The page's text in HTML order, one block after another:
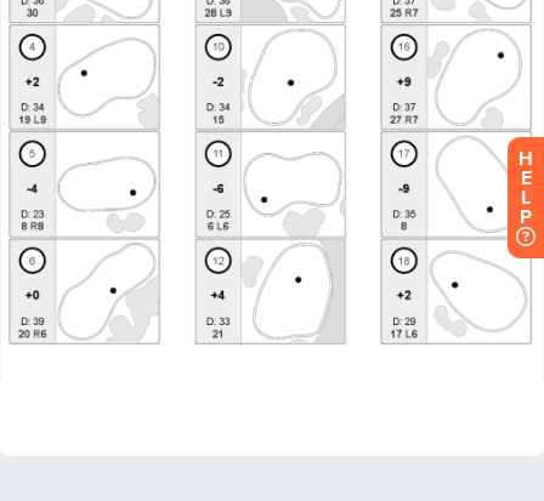
H
E
L
P